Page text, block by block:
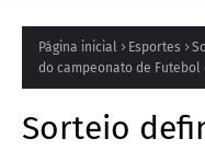
Página inicial Esportes
do campeonato de Futebol
Sorteio